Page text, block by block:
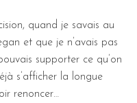
quand je savais au
et que je n’avais pas
supporter ce qu’on
s’afficher la longue
renoncer…